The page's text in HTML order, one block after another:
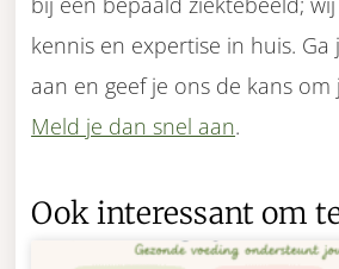
kennis en expertise in huis. Ga
aan en geef je ons de kans
Meld je dan snel aan.
Ook interessant om